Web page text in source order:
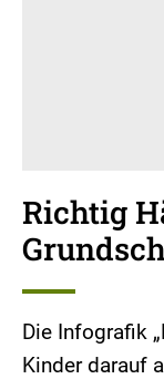
Richtig
Die Infografik
Kinder darauf